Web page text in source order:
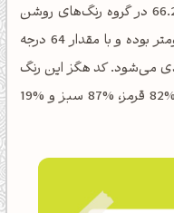
شناخته می‌شود، با روشنایی %66.2 در گروه رنگ‌های روشن
جای دارد. طول موج تقریبی آن 569 نانومتر بوده و با مقدار 64 درجه
می‌شود. کد هگز این رنگ
است که در مدل RGB حاوی %82 قرمز، %87 سبز و %19